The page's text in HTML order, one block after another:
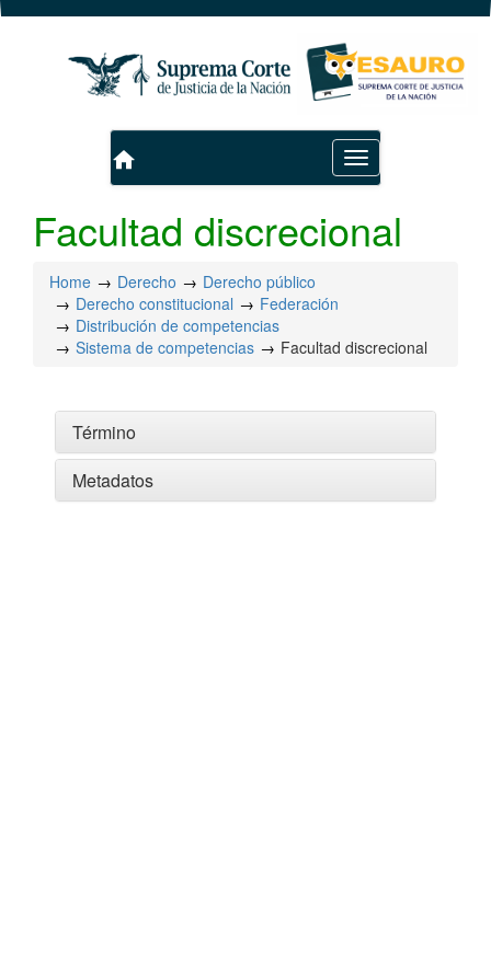
Toggle
navigation
home
Facultad discrecional
Home Derecho
Derecho público
Derecho constitucional
Federación
Distribución de competencias
Sistema de competencias
Facultad discrecional
Término
Metadatos